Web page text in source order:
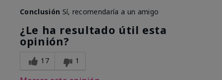
Conclusión Sí, recomendaría a un amigo
¿Le ha resultado útil esta
opinión?
17 1